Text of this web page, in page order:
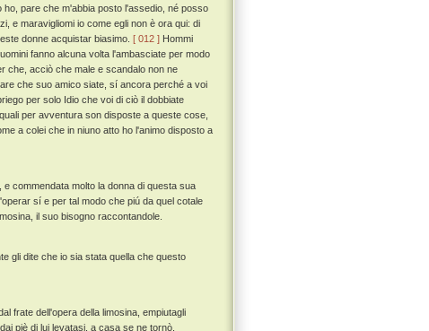
pare che m'abbia posto l'assedio, né posso
e maravigliomi io come egli non è ora qui: di
donne acquistar biasimo. [ 012 ] Hommi
fanno alcuna volta l'ambasciate per modo
che, acciò che male e scandalo non ne
che suo amico siate, sí ancora perché a voi
per solo Idio che voi di ciò il dobbiate
per avventura son disposte a queste cose,
a colei che in niuno atto ho l'animo disposto a
commendata molto la donna di questa sua
sí e per tal modo che piú da quel cotale
il suo bisogno raccontandole.
gli dite che io sia stata quella che questo
frate dell'opera della limosina, empiutagli
piè di lui levatasi, a casa se ne tornò.